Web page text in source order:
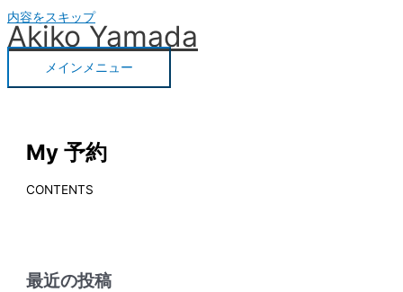
内容をスキップ
Akiko Yamada
メインメニュー
My 予約
CONTENTS
最近の投稿